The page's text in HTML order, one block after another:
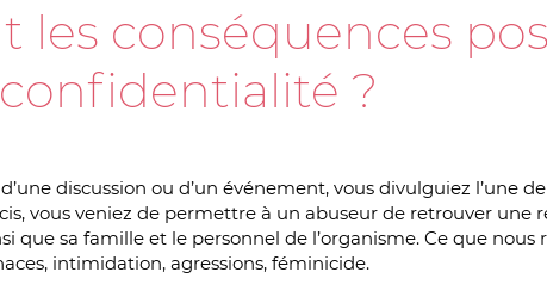
les conséquences
?
discussion ou d’un événement, vous divulguiez l’une
vous veniez de permettre à un abuseur de retrouver une
que sa famille et le personnel de l’organisme. Ce que nous
intimidation, agressions, féminicide.